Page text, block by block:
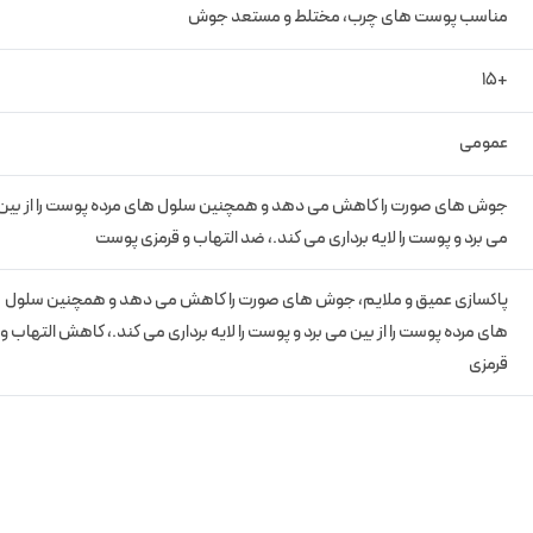
مناسب پوست‌ های چرب، مختلط و مستعد جوش
+15
عمومی
جوش های صورت را کاهش می دهد و همچنین سلول های مرده پوست را از
می برد و پوست را لایه برداری می کند.، ضد التهاب و قرمزی پوست
پاکسازی عمیق و ملایم، جوش های صورت را کاهش می دهد و همچنین سلول
های مرده پوست را از بین می برد و پوست را لایه برداری می کند.، کاهش التهاب و
قرمزی